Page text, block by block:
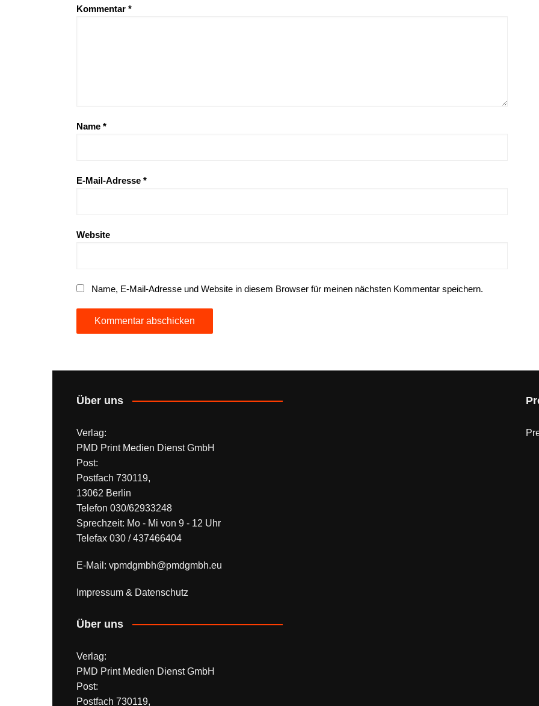
Kommentar *
Name *
E-Mail-Adresse *
Website
Name, E-Mail-Adresse und Website in diesem Browser für meinen nächsten Kommentar speichern.
Über uns
Verlag:
PMD Print Medien Dienst GmbH
Post:
Postfach 730119,
13062 Berlin
Telefon 030/62933248
Sprechzeit: Mo - Mi von 9 - 12 Uhr
Telefax 030 / 437466404
E-Mail: vpmdgmbh@pmdgmbh.eu
Impressum & Datenschutz
Über uns
Verlag:
PMD Print Medien Dienst GmbH
Post:
Postfach 730119,